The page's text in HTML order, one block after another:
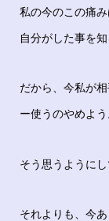
私の今のこの痛
自分がした事を知
だから、今私が
ー使うのやめよう
そう思うようにし
それよりも、今